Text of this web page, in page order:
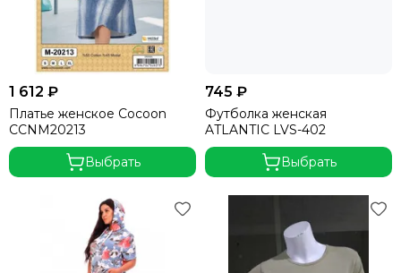
1 612 ₽
Платье женское Cocoon
CCNM20213
Выбрать
745 ₽
Футболка женская
ATLANTIC LVS-402
Выбрать